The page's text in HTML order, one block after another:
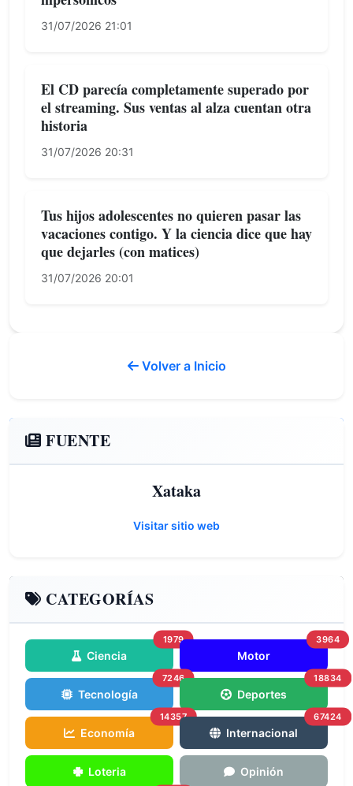
31/07/2026 21:01
El CD parecía completamente superado por
el streaming. Sus ventas al alza cuentan otra
historia
31/07/2026 20:31
Tus hijos adolescentes no quieren pasar las
vacaciones contigo. Y la ciencia dice que hay
que dejarles (con matices)
31/07/2026 20:01
Volver a Inicio
FUENTE
Xataka
Visitar sitio web
CATEGORÍAS
Ciencia
1979
Motor
3964
Tecnología
7246
Deportes
18834
Economía
14357
Internacional
67424
Loteria Opinión